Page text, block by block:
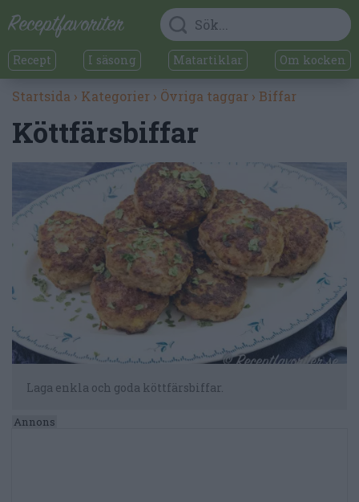
Recept I säsong Matartiklar Om kocken
Startsida › Kategorier › Övriga taggar › Biffar
Köttfärsbiffar
Laga enkla och goda köttfärsbiffar.